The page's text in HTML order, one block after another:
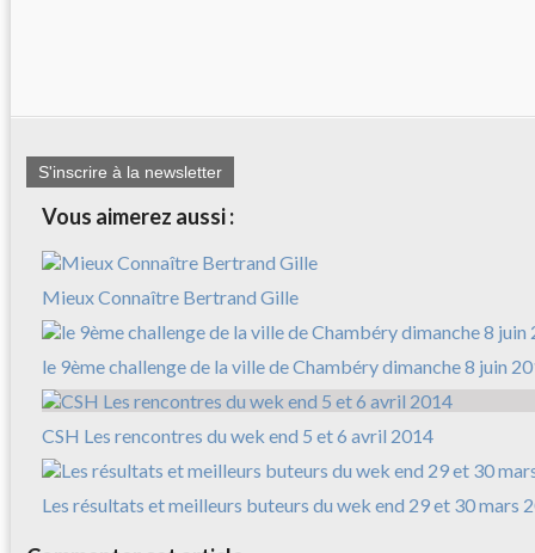
S'inscrire à la newsletter
Vous aimerez aussi :
Mieux Connaître Bertrand Gille
le 9ème challenge de la ville de Chambéry dimanche 8 juin
CSH Les rencontres du wek end 5 et 6 avril 2014
Les résultats et meilleurs buteurs du wek end 29 et 30 mars